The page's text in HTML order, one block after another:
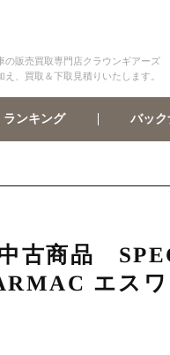
の販売買取専門店クラウンギアーズ
、買取＆下取見積りいたします。
ランキング バッ
中古商品
エス